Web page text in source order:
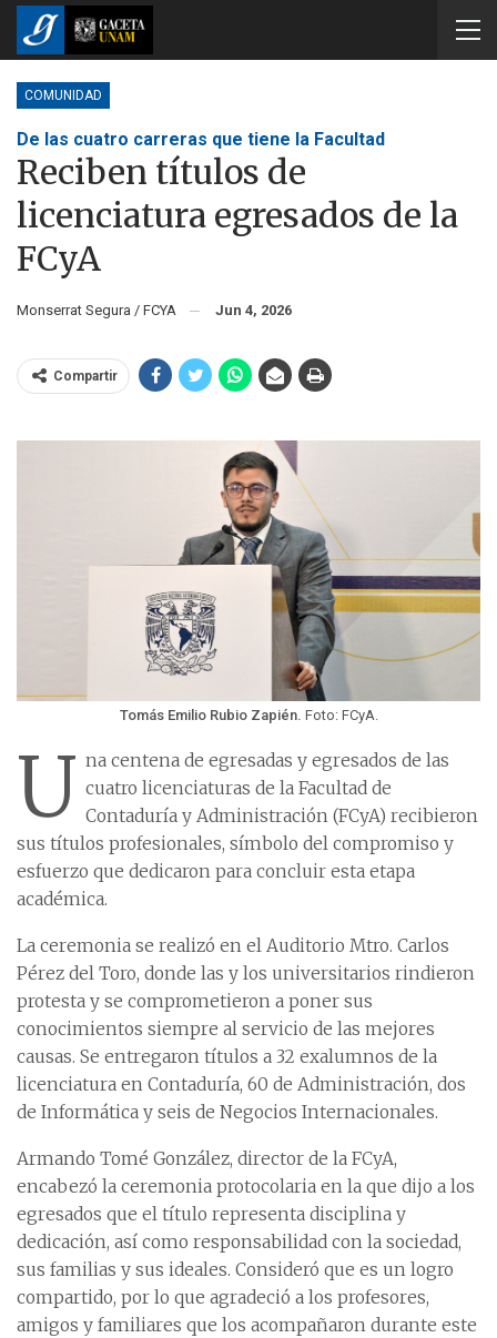
COMUNIDAD
De las cuatro carreras que tiene la Facultad
Reciben títulos de
licenciatura egresados de la
FCyA
Monserrat Segura / FCYA Jun 4, 2026
Compartir
Tomás Emilio Rubio Zapién. Foto: FCyA.
U na centena de egresadas y egresados de las
cuatro licenciaturas de la Facultad de
Contaduría y Administración (FCyA) recibieron
sus títulos profesionales, símbolo del compromiso y
esfuerzo que dedicaron para concluir esta etapa
académica.
La ceremonia se realizó en el Auditorio Mtro. Carlos
Pérez del Toro, donde las y los universitarios rindieron
protesta y se comprometieron a poner sus
conocimientos siempre al servicio de las mejores
causas. Se entregaron títulos a 32 exalumnos de la
licenciatura en Contaduría, 60 de Administración, dos
de Informática y seis de Negocios Internacionales.
Armando Tomé González, director de la FCyA,
encabezó la ceremonia protocolaria en la que dijo a los
egresados que el título representa disciplina y
dedicación, así como responsabilidad con la sociedad,
sus familias y sus ideales. Consideró que es un logro
compartido, por lo que agradeció a los profesores,
amigos y familiares que los acompañaron durante este